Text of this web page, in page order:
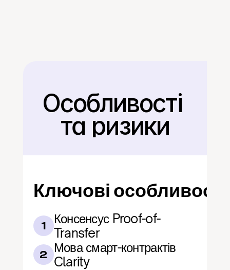
Назад
Особливості
та ризики
Ключові особливості
1
Консенсус Proof-of-
Transfer
2
Мова смарт-контрактів
Clarity